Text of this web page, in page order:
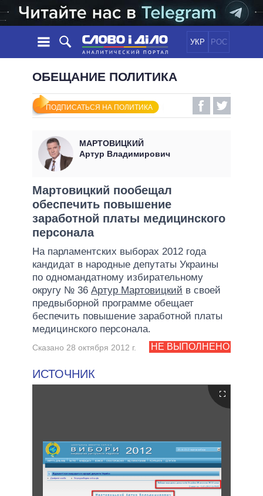
УКР РОС
НОВОСТИ
ЛЕНТА
СОБЫТИЯ
СТАТЬИ
МНЕНИЯ
ОБЗОРЫ
ДАЙДЖЕСТЫ
ПОЛИТИКА
ЭКОНОМИКА
МИР
ОБЕЩАНИЯ
ВСЕ ПОЛИТИКИ
ПРЕЗИДЕНТ И ОФИС
ВЕРХОВНАЯ РАДА
КАБИНЕТ МИНИСТРОВ
ГЛАВЫ ОБЛАДМИНИСТРАЦИЙ
МЭРЫ
ВСЕ ПЕРСОНЫ
ИНФОГРАФИКА
ПОДДЕРЖАТЬ
СРАВНЕНИЕ ПОЛИТИКОВ
ОБЕЩАНИЕ ПОЛИТИКА
ПОДПИСАТЬСЯ НА ПОЛИТИКА
МАРТОВИЦКИЙ
Артур Владимирович
Мартовицкий пообещал
обеспечить повышение
заработной платы медицинского
персонала
На парламентских выборах 2012 года
кандидат в народные депутаты Украины
по одномандатному избирательному
округу № 36 Артур Мартовицкий в своей
предвыборной программе обещает
беспечить повышение заработной платы
медицинского персонала.
НЕ ВЫПОЛНЕНО
Сказано 28 октября 2012 г.
ИСТОЧНИК